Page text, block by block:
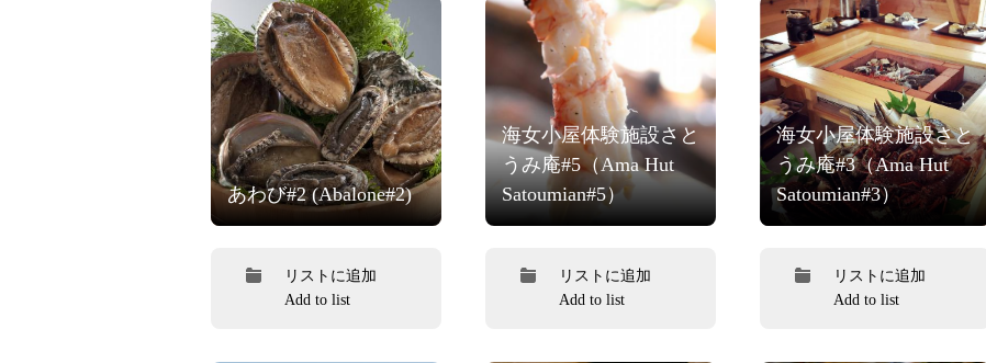
あわび#2 (Abalone#2)
リストに追加
Add to list
海女小屋体験施設さと
うみ庵#5（Ama Hut
Satoumian#5）
リストに追加
Add to list
海女小屋体験施設さと
うみ庵#3（Ama Hut
Satoumian#3）
リストに追加
Add to list